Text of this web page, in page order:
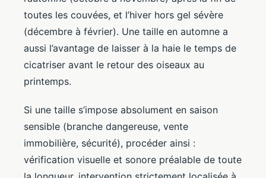
toutes les couvées, et l’hiver hors gel sévère
(décembre à février). Une taille en automne a
aussi l’avantage de laisser à la haie le temps de
cicatriser avant le retour des oiseaux au
printemps.
Si une taille s’impose absolument en saison
sensible (branche dangereuse, vente
immobilière, sécurité), procéder ainsi :
vérification visuelle et sonore préalable de toute